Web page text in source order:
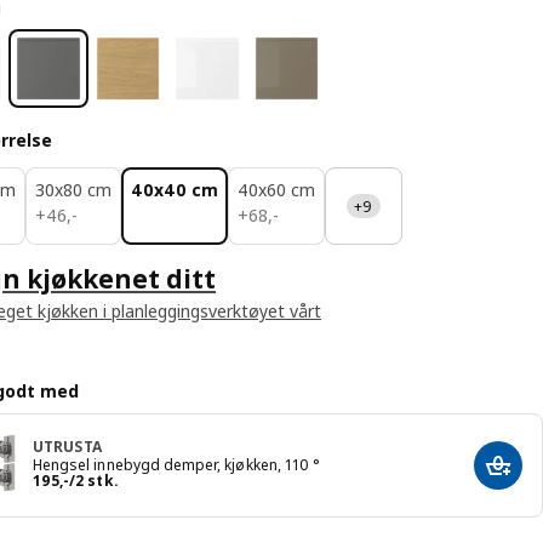
30x80 cm
+46,-
46,-
40x40 cm
40x60 cm
+68,-
68,- +9
kjøkkenet ditt
kjøkken i planleggingsverktøyet vårt
med
UTRUSTA
Hengsel innebygd demper, kjøkken, 110 °
195,-/2 stk.
Pris 195,-/2 stk. Legg